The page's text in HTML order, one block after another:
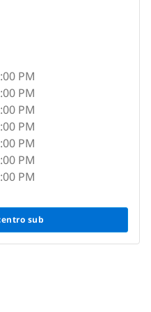
PM
PM
PM
PM
PM
PM
PM
sub